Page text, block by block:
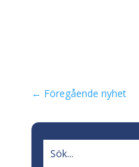
← Föregående nyhet